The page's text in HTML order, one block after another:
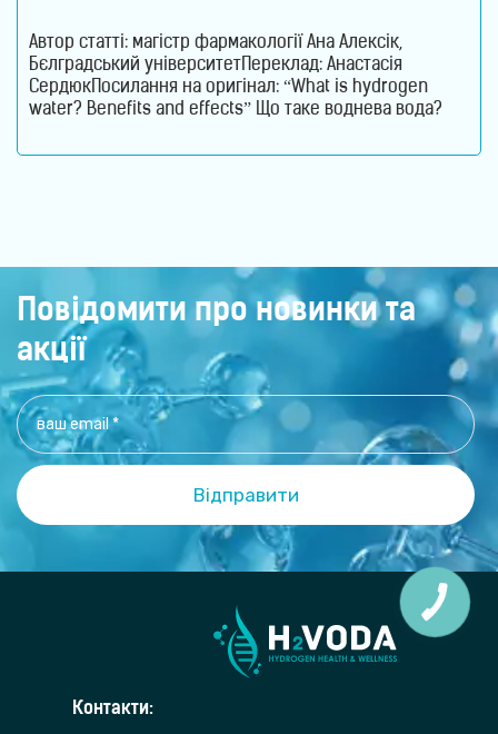
Автор статті: магістр фармакології Ана Алексік,
Бєлградський університетПереклад: Анастасія
СердюкПосилання на оригінал: “What is hydrogen
water? Benefits and effects” Що таке воднева вода?
молекулярним воднем, який є ефективним
Повідомити про новинки та
акції
Контакти: